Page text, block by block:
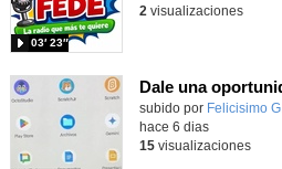
03′ 23″
2 visualizaciones
Contenido educativo.
subido por Felicisimo G.
hace 6 dias
15visualizaciones